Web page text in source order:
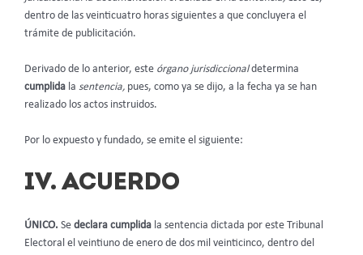
dentro de las veinticuatro horas siguientes a que concluyera el
trámite de publicitación.
Derivado de lo anterior, este órgano jurisdiccionaldetermina
cumplida la sentencia, pues, como ya se dijo, a la fecha ya se han
realizado los actos instruidos.
Por lo expuesto y fundado, se emite el siguiente:
IV. ACUERDO
ÚNICO. Se declara cumplida la sentencia dictada por este Tribunal
Electoral el veintiuno de enero de dos mil veinticinco, dentro del